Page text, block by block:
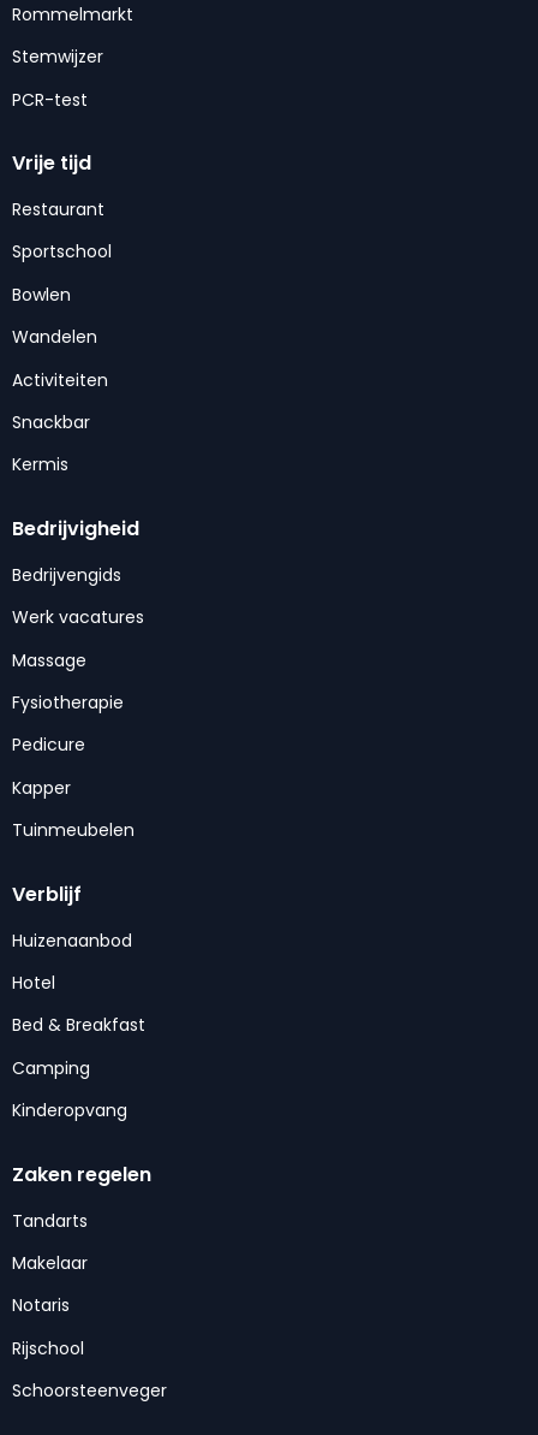
Rommelmarkt
Stemwijzer
PCR-test
Vrije tijd
Restaurant
Sportschool
Bowlen
Wandelen
Activiteiten
Snackbar
Kermis
Bedrijvigheid
Bedrijvengids
Werk vacatures
Massage
Fysiotherapie
Pedicure
Kapper
Tuinmeubelen
Verblijf
Huizenaanbod
Hotel
Bed & Breakfast
Camping
Kinderopvang
Zaken regelen
Tandarts
Makelaar
Notaris
Rijschool
Schoorsteenveger